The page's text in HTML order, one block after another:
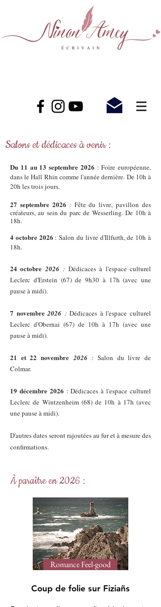
Salons et dédicaces à venir :
Du 11 au 13 septembre 2026 : Foire européenne,
dans le Hall Rhin comme l'année dernière. De 10h à
20h les trois jours.
27 septembre 2026 : Fête du livre, pavillon des
créateurs, au sein du parc de Wesserling. De 10h à
18h.
4 octobre 2026 : Salon du livre d'Illfurth, de 10h à
18h.
24 octobre 2026: Dédicaces à l'espace culturel
Leclerc d'Erstein (67) de 9h30 à 17h (avec une
pause à midi).
7 novembre2026 :Dédicaces à l'espace culturel
Leclerc d'Obernai (67) de 10h à 17h (avec une
pause à midi).
21 et 22 novembre 2026:Salon du livre de
Colmar.
19 décembre 2026 : Dédicaces à l'espace culturel
Leclerc de Wintzenheim (68) de 10h à 17h (avec
une pause à midi).
D'autres dates seront rajoutées au fur et à mesure des
confirmations.
À paraître en 2026 :
Romance Feel-good
Coup de folie sur Fiziañs